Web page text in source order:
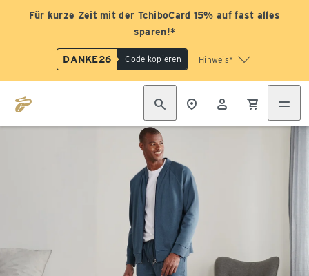
Für kurze Zeit mit der TchiboCard 15% auf fast alles
sparen!*
DANKE26 Code kopieren Hinweis*